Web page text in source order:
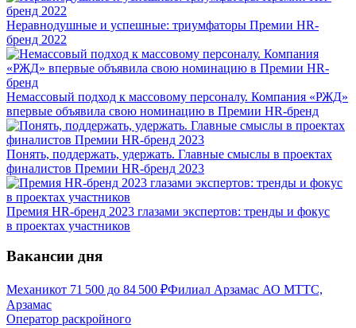
Неравнодушные и успешные: триумфаторы Премии HR-
бренд 2022
Немассовый подход к массовому персоналу. Компания «РЖД»
впервые объявила свою номинацию в Премии HR-бренд
Понять, поддержать, удержать. Главные смыслы в проектах
финалистов Премии HR-бренд 2023
Премия HR-бренд 2023 глазами экспертов: тренды и фокус
в проектах участников
Вакансии дня
Механикот 71 500 до 84 500 ₽Филиал Арзамас АО МТТС,
Арзамас
Оператор раскройного